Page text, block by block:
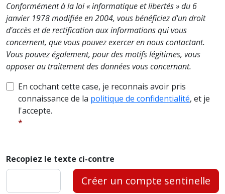
Conformément à la loi « informatique et libertés » du 6
janvier 1978 modifiée en 2004, vous bénéficiez d'un droit
d'accès et de rectification aux informations qui vous
concernent, que vous pouvez exercer en nous contactant.
Vous pouvez également, pour des motifs légitimes, vous
opposer au traitement des données vous concernant.
En cochant cette case, je reconnais avoir pris
connaissance de la politique de confidentialité, et je
l'accepte.
Recopiez le texte ci-contre
Créer un compte sentinelle